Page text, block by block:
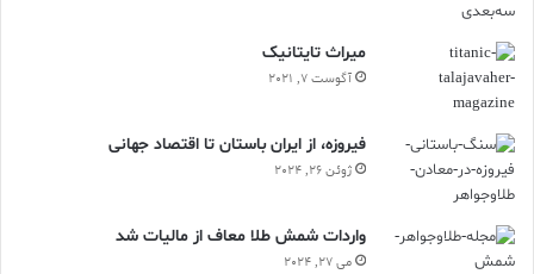
ميراث تايتانيک
آگوست 7, 2021
فیروزه، از ایران باستان تا اقتصاد جهانی
ژوئن 26, 2024
واردات شمش طلا معاف از مالیات شد
می 27, 2024